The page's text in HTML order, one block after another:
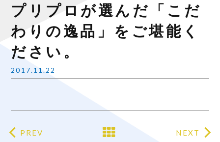
プリプロが選んだ「こだ
わりの逸品」をご堪能く
ださい。
2017.11.22
PREV NEXT